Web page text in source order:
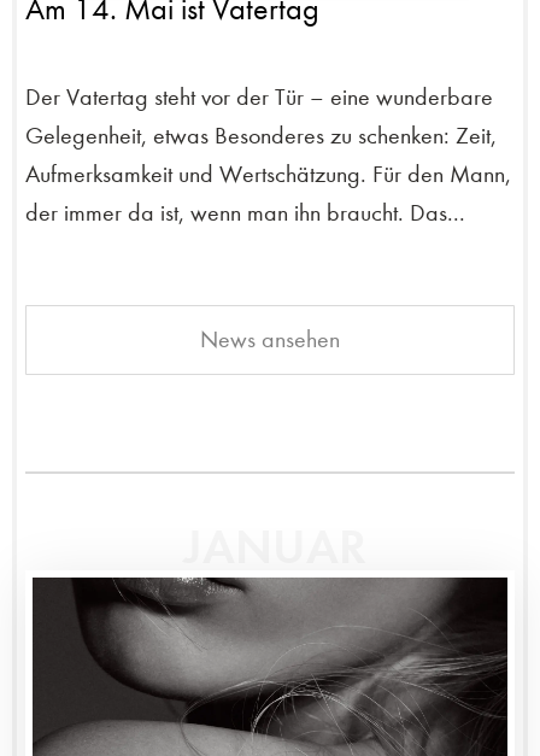
Am 14. Mai ist Vatertag
Der Vatertag steht vor der Tür – eine wunderbare
Gelegenheit, etwas Besonderes zu schenken: Zeit,
Aufmerksamkeit und Wertschätzung. Für den Mann,
der immer da ist, wenn man ihn braucht. Das...
News ansehen